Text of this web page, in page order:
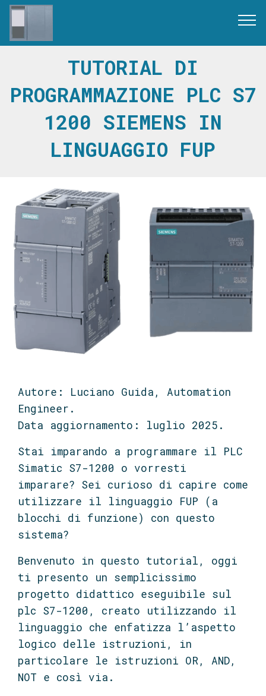
TUTORIAL DI
PROGRAMMAZIONE PLC S7
1200 SIEMENS IN
LINGUAGGIO FUP
Autore: Luciano Guida, Automation
Engineer.
Data aggiornamento: luglio 2025.
Stai imparando a programmare il PLC
Simatic S7-1200 o vorresti
imparare? Sei curioso di capire come
utilizzare il linguaggio FUP (a
blocchi di funzione) con questo
sistema?
Benvenuto in questo tutorial, oggi
ti presento un semplicissimo
progetto didattico eseguibile sul
plc S7-1200, creato utilizzando il
linguaggio che enfatizza l’aspetto
logico delle istruzioni, in
particolare le istruzioni OR, AND,
NOT e così via.